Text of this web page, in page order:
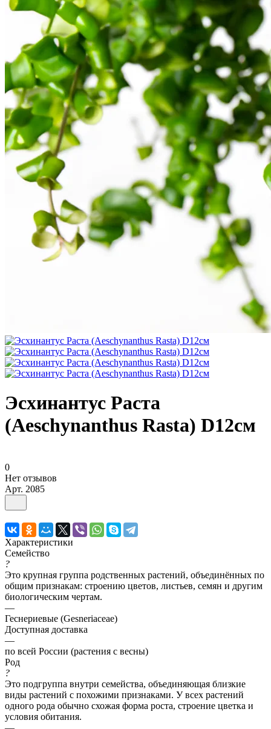
Эсхинантус Раста
(Aeschynanthus Rasta) D12см
0
Нет отзывов
Арт. 2085
Характеристики
Семейство
?
Это крупная группа родственных растений, объединённых по
общим признакам: строению цветов, листьев, семян и другим
биологическим чертам.
—
Геснериевые (Gesneriaceae)
Доступная доставка
—
по всей России (растения с весны)
Род
?
Это подгруппа внутри семейства, объединяющая близкие
виды растений с похожими признаками. У всех растений
одного рода обычно схожая форма роста, строение цветка и
условия обитания.